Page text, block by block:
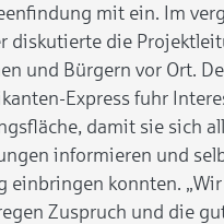
mit ein. Im
diskutierte die
und Bürgern vor Ort.
Express fuhr
damit sie sich
informieren und
einbringen konnten.
Zuspruch und die